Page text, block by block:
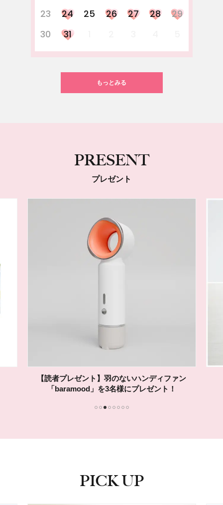
23 24 25 26 27 28
29
30
31
もっとみる
PRESENT
プレゼント
【読者プレゼント】羽のないハンディファン
「baramood」を3名様にプレゼント！
PICK UP